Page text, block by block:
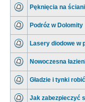
Pęknięcia na
Podróz w Dolomity
Lasery diodowe w
Nowoczesna
Gładzie i tynki
Jak zabezpieczyć